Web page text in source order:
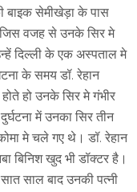
बाइक सेमीखेड़ा के पास
वजह से उनके सिर मे
दिल्ली के एक अस्पताल मे
के समय डॉ. रेहान
हो उनके सिर मे गंभीर
में उनका सिर तीन
मे चले गए थे। डॉ. रेहान
बिनिश खुद भी डॉक्टर है।
साल बाद उनकी पत्नी